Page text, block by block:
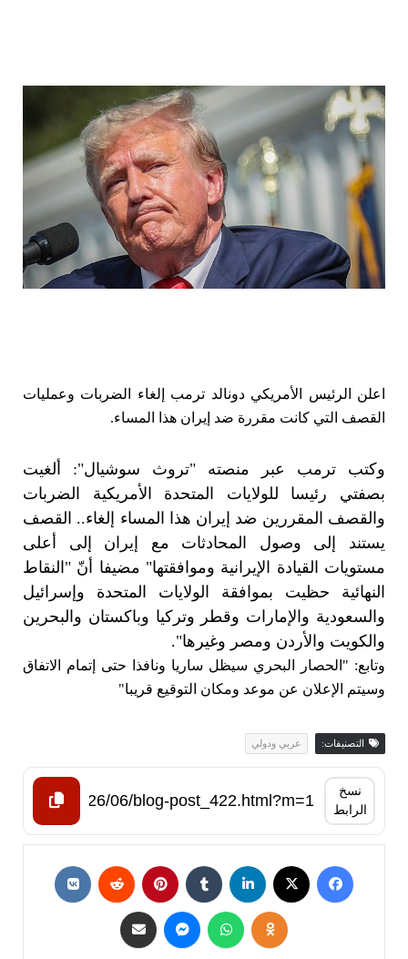
علن الرئيس الأمريكي دونالد ترمب إلغاء الضربات وعمليات
القصف التي كانت مقررة ضد إيران هذا المساء.
وكتب ترمب عبر منصته "تروث سوشيال": ألغيت
بصفتي رئيسا للولايات المتحدة الأمريكية الضربات
والقصف المقررين ضد إيران هذا المساء إلغاء.. القصف
يستند إلى وصول المحادثات مع إيران إلى أعلى
مستويات القيادة الإيرانية وموافقتها" مضيفا أنّ "النقاط
النهائية حظيت بموافقة الولايات المتحدة وإسرائيل
والسعودية والإمارات وقطر وتركيا وباكستان والبحرين
والكويت والأردن ومصر وغيرها".
وتابع: "الحصار البحري سيظل ساريا ونافذا حتى إتمام الاتفاق
وسيتم الإعلان عن موعد ومكان التوقيع قريبا"
التصنيفات: عربي ودولي
نسخ
الرابط